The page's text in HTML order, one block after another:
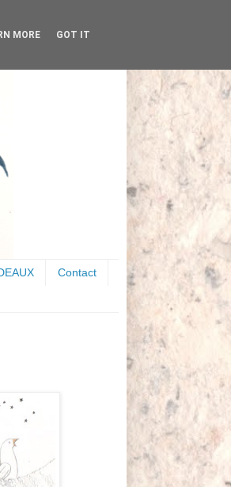
Contact
MORE GOT IT